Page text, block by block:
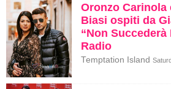
Oronzo Carinola
Biasi ospiti da
“Non Succederà
Radio
Temptation Island